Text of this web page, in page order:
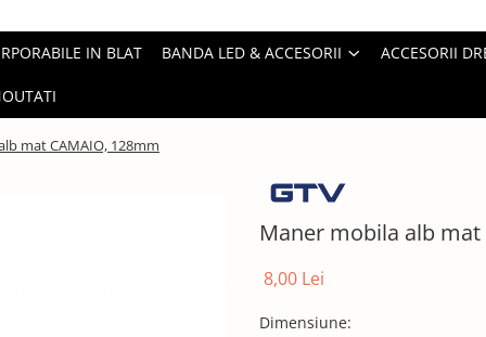
IN BLAT BANDA LED & ACCESORII ACCESORII
mat CAMAIO, 128mm
Maner mobila alb
8,00 Lei
Dimensiune: